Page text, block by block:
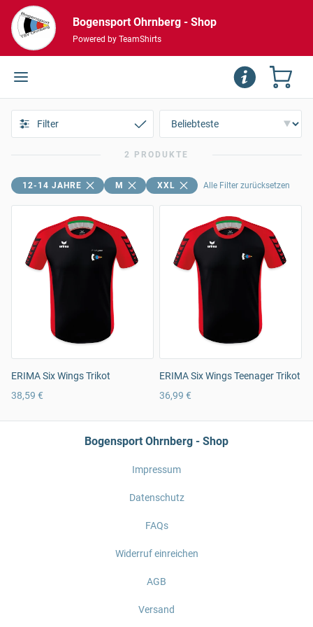
Bogensport Ohrnberg - Shop
Powered by TeamShirts
Filter
2 PRODUKTE
12-14 JAHRE M XXL Alle Filter zurücksetzen
ERIMA Six Wings Trikot
38,59 €
ERIMA Six Wings Teenager Trikot
36,99 €
Bogensport Ohrnberg - Shop
Impressum
Datenschutz
FAQs
Widerruf einreichen
AGB
Versand